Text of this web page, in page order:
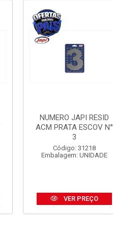
NUMERO JAPI RESID
ACM PRATA ESCOV N°
3
Código: 31218
Embalagem: UNIDADE
VER PREÇO